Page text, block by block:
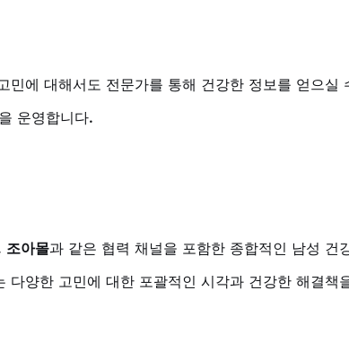
민에 대해서도 전문가를 통해 건강한 정보를 얻으실
을 운영합니다.
조아몰과 같은 협력 채널을 포함한 종합적인 남성 건
다양한 고민에 대한 포괄적인 시각과 건강한 해결책